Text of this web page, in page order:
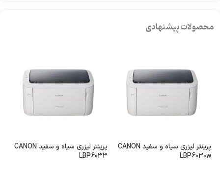
محصولات پیشنهادی
پرینتر لیزری سیاه و سفید CANON
LBP6030w
پرینتر لیزری سیاه و سفید CANON
LBP6033